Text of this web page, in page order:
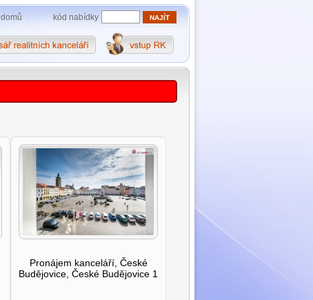
Pronájem kanceláří, České
Budějovice, České Budějovice 1
kód nabídky
domů